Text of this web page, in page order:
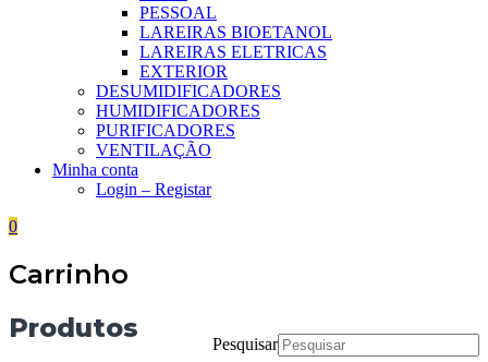
PESSOAL
LAREIRAS BIOETANOL
LAREIRAS ELETRICAS
EXTERIOR
DESUMIDIFICADORES
HUMIDIFICADORES
PURIFICADORES
VENTILAÇÃO
Minha conta
Login – Registar
0
Carrinho
Pesquisar
Produtos